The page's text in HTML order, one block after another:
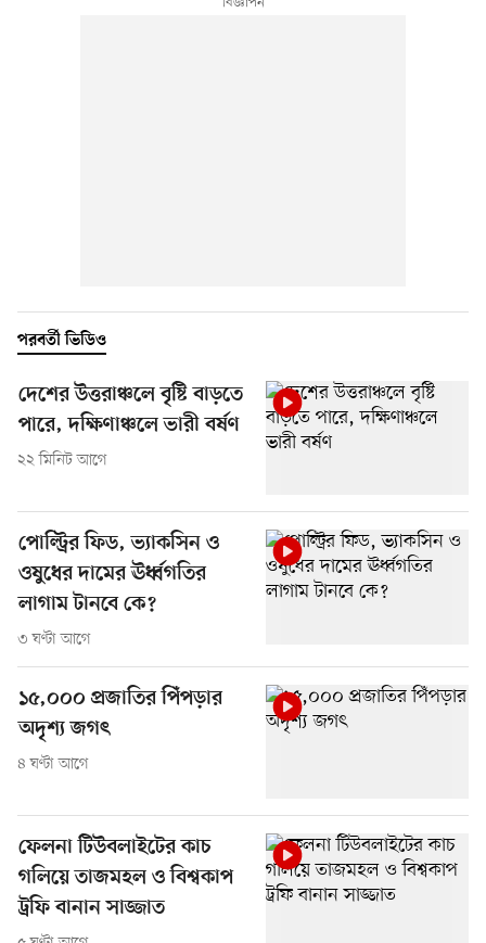
পরবর্তী ভিডিও
দেশের উত্তরাঞ্চলে বৃষ্টি বাড়তে
পারে, দক্ষিণাঞ্চলে ভারী বর্ষণ
২২ মিনিট আগে
পোল্ট্রির ফিড, ভ্যাকসিন ও
ওষুধের দামের ঊর্ধ্বগতির
লাগাম টানবে কে?
৩ ঘণ্টা আগে
১৫,০০০ প্রজাতির পিঁপড়ার
অদৃশ্য জগৎ
৪ ঘণ্টা আগে
ফেলনা টিউবলাইটের কাচ
গলিয়ে তাজমহল ও বিশ্বকাপ
ট্রফি বানান সাজ্জাত